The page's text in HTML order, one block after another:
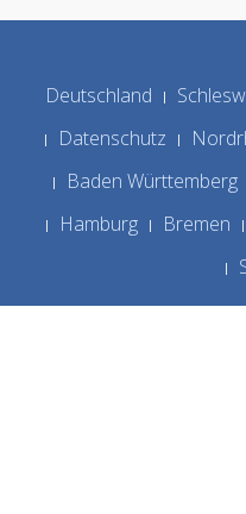
Deutschland
Datenschutz
Baden Württemberg
Hamburg
Bremen